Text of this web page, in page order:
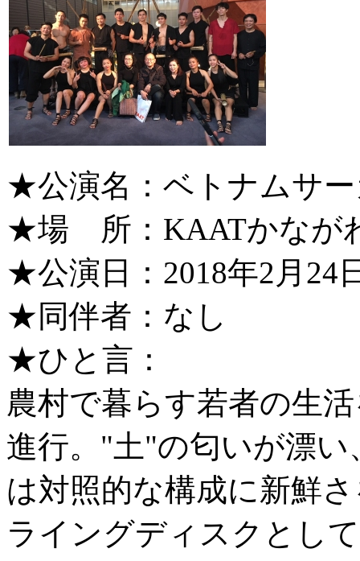
★公演名：ベトナムサ
★場 所：KAATかなが
★公演日：2018年2月24
★同伴者：なし
★ひと言：
農村で暮らす若者の生
進行。"土"の匂いが漂
は対照的な構成に新鮮
ライングディスクとし